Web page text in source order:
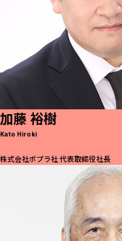
加藤 裕樹
Kato Hiroki
株式会社ポプラ社 代表取締役社長